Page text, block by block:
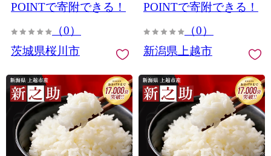
POINTで寄附できる！
（0）
茨城県桜川市
POINTで寄附できる！
（0）
新潟県上越市